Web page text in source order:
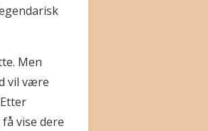
Men
vil være
vise dere